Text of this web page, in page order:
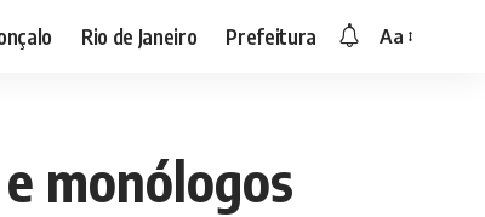
Rio de Janeiro Prefeitura
Font
Aa
monólogos